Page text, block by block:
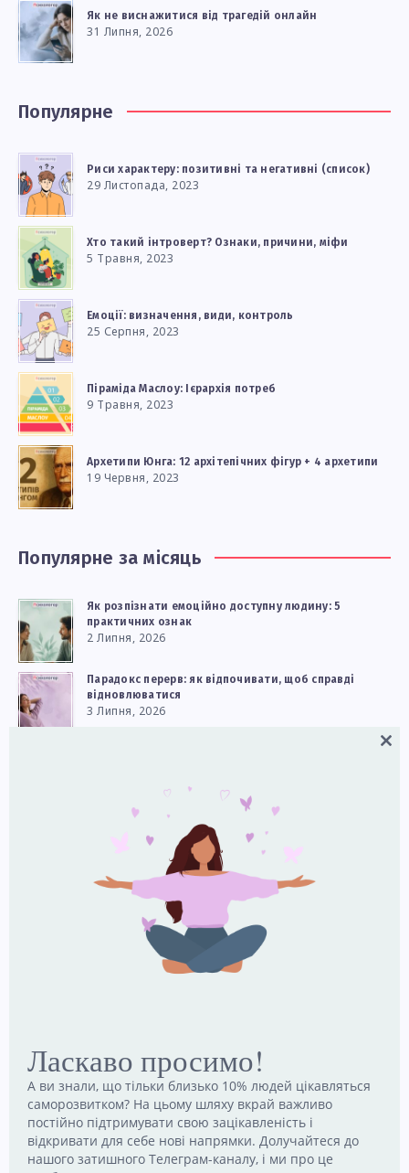
Як не виснажитися від трагедій онлайн
31 Липня, 2026
Популярне
Риси характеру: позитивні та негативні (список)
29 Листопада, 2023
Хто такий інтроверт? Ознаки, причини, міфи
5 Травня, 2023
Емоції: визначення, види, контроль
25 Серпня, 2023
Піраміда Маслоу: Ієрархія потреб
9 Травня, 2023
Архетипи Юнга: 12 архітепічних фігур + 4 архетипи
19 Червня, 2023
Популярне за місяць
Як розпізнати емоційно доступну людину: 5
практичних ознак
2 Липня, 2026
Парадокс перерв: як відпочивати, щоб справді
відновлюватися
3 Липня, 2026
Чому двоє людей бачать одну й ту саму історію
по‑різному: що каже нейронаука
Обміняйте частину екранного часу на творче хобі
для кращого настрою та самооцінки
11 Липня, 2026
Telegram
Follow
me!
Email
Contact
me!
Close
Ласкаво просимо!
А ви знали, що тільки близько 10% людей цікавляться
саморозвитком? На цьому шляху вкрай важливо
постійно підтримувати свою зацікавленість і
відкривати для себе нові напрямки. Долучайтеся до
нашого затишного Телеграм-каналу, і ми про це